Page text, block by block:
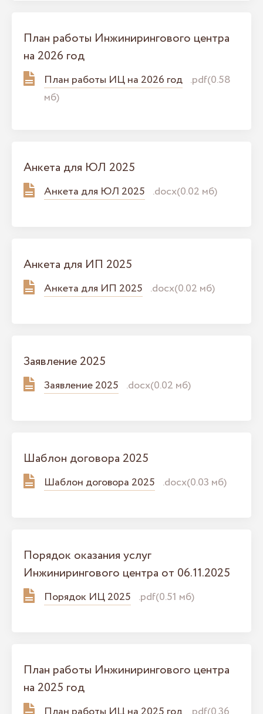
План работы Инжинирингового центра
на 2026 год
План работы ИЦ на 2026 год .pdf(0.58
мб)
Анкета для ЮЛ 2025
Анкета для ЮЛ 2025 .docx(0.02 мб)
Анкета для ИП 2025
Анкета для ИП 2025 .docx(0.02 мб)
Заявление 2025
Заявление 2025 .docx(0.02 мб)
Шаблон договора 2025
Шаблон договора 2025 .docx(0.03 мб)
Порядок оказания услуг
Инжинирингового центра от 06.11.2025
Порядок ИЦ 2025 .pdf(0.51 мб)
План работы Инжинирингового центра
на 2025 год